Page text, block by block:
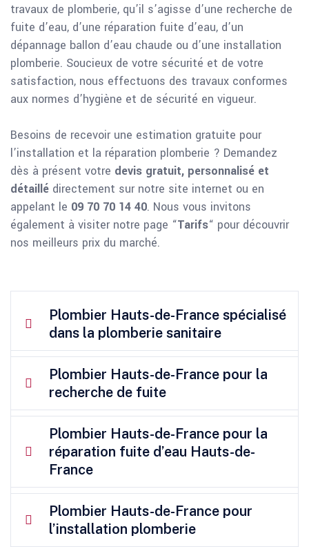
travaux de plomberie, qu’il s’agisse d’une recherche de
fuite d’eau, d’une réparation fuite d’eau, d’un
dépannage ballon d’eau chaude ou d’une installation
plomberie. Soucieux de votre sécurité et de votre
satisfaction, nous effectuons des travaux conformes
aux normes d’hygiène et de sécurité en vigueur.
Besoins de recevoir une estimation gratuite pour
l’installation et la réparation plomberie ? Demandez
dès à présent votre devis gratuit, personnalisé et
détaillé directement sur notre site internet ou en
appelant le 09 70 70 14 40. Nous vous invitons
également à visiter notre page “Tarifs“ pour découvrir
nos meilleurs prix du marché.
Plombier Hauts-de-France spécialisé
dans la plomberie sanitaire
Plombier Hauts-de-France pour la
recherche de fuite
Plombier Hauts-de-France pour la
réparation fuite d’eau Hauts-de-
France
Plombier Hauts-de-France pour
l’installation plomberie